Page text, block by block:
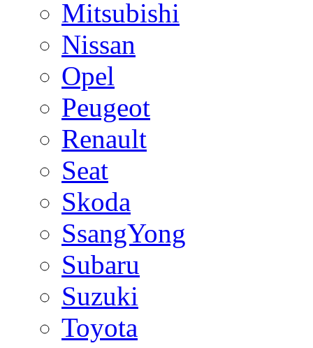
Mitsubishi
Nissan
Opel
Peugeot
Renault
Seat
Skoda
SsangYong
Subaru
Suzuki
Toyota